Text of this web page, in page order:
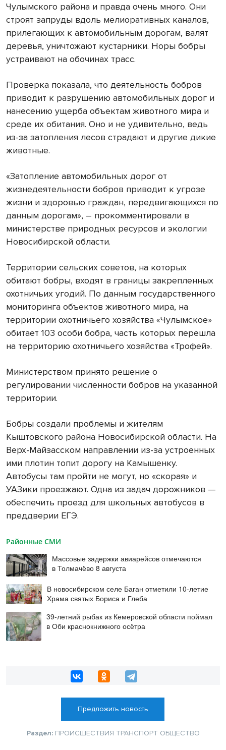
Чулымского района и правда очень много. Они
строят запруды вдоль мелиоративных каналов,
прилегающих к автомобильным дорогам, валят
деревья, уничтожают кустарники. Норы бобры
устраивают на обочинах трасс.
Проверка показала, что деятельность бобров
приводит к разрушению автомобильных дорог и
нанесению ущерба объектам животного мира и
среде их обитания. Оно и не удивительно, ведь
из-за затопления лесов страдают и другие дикие
животные.
«Затопление автомобильных дорог от
жизнедеятельности бобров приводит к угрозе
жизни и здоровью граждан, передвигающихся по
данным дорогам», – прокомментировали в
министерстве природных ресурсов и экологии
Новосибирской области.
Территории сельских советов, на которых
обитают бобры, входят в границы закрепленных
охотничьих угодий. По данным государственного
мониторинга объектов животного мира, на
территории охотничьего хозяйства «Чулымское»
обитает 103 особи бобра, часть которых перешла
на территорию охотничьего хозяйства «Трофей».
Министерством принято решение о
регулировании численности бобров на указанной
территории.
Бобры создали проблемы и жителям
Кыштовского района Новосибирской области. На
Верх-Майзасском направлении из-за устроенных
ими плотин топит дорогу на Камышенку.
Автобусы там пройти не могут, но «скорая» и
УАЗики проезжают. Одна из задач дорожников —
обеспечить проезд для школьных автобусов в
преддверии ЕГЭ.
Районные СМИ
Массовые задержки авиарейсов отмечаются
в Толмачёво 8 августа
В новосибирском селе Баган отметили 10-летие
Храма святых Бориса и Глеба
39-летний рыбак из Кемеровской области поймал
в Оби краснокнижного осётра
Предложить новость
Раздел: ПРОИСШЕСТВИЯ ТРАНСПОРТ ОБЩЕСТВО